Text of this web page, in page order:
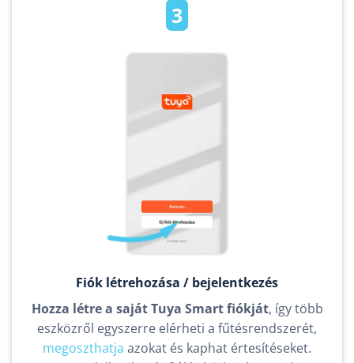
3
Fiók létrehozása / bejelentkezés
Hozza létre a saját Tuya Smart fiókját, így több
eszközről egyszerre elérheti a fűtésrendszerét,
megoszthatja azokat és kaphat értesítéseket.